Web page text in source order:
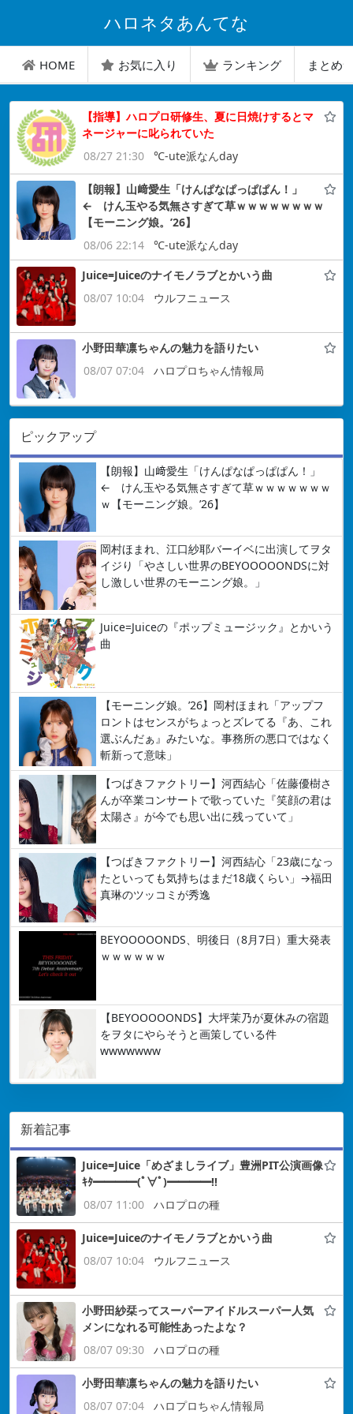
ハロネタあんてな
HOME お気に入り ランキング まとめ
【指導】ハロプロ研修生、夏に日焼けするとマ
ネージャーに叱られていた
08/27 21:30
℃-ute派なんday
【朗報】山﨑愛生「けんぱなぱっぱぱん！」
← けん玉やる気無さすぎて草ｗｗｗｗｗｗｗｗ
【モーニング娘。’26】
08/06 22:14
℃-ute派なんday
Juice=Juiceのナイモノラブとかいう曲
08/07 10:04
ウルフニュース
小野田華凛ちゃんの魅力を語りたい
08/07 07:04
ハロプロちゃん情報局
ピックアップ
【朗報】山﨑愛生「けんぱなぱっぱぱん！」
← けん玉やる気無さすぎて草ｗｗｗｗｗｗｗ
ｗ【モーニング娘。’26】
岡村ほまれ、江口紗耶バーイベに出演してヲタ
イジり「やさしい世界のBEYOOOOONDSに対
し激しい世界のモーニング娘。」
Juice=Juiceの『ポップミュージック』とかいう
曲
【モーニング娘。’26】岡村ほまれ「アップフ
ロントはセンスがちょっとズレてる『あ、これ
選ぶんだぁ』みたいな。事務所の悪口ではなく
斬新って意味」
【つばきファクトリー】河西結心「佐藤優樹さ
んが卒業コンサートで歌っていた『笑顔の君は
太陽さ』が今でも思い出に残っていて」
【つばきファクトリー】河西結心「23歳になっ
たといっても気持ちはまだ18歳くらい」→福田
真琳のツッコミが秀逸
BEYOOOOONDS、明後日（8月7日）重大発表
ｗｗｗｗｗｗ
【BEYOOOOONDS】大坪茉乃が夏休みの宿題
をヲタにやらそうと画策している件
wwwwwww
新着記事
Juice=Juice「めざましライブ」豊洲PIT公演画像
ｷﾀ━━━━(ﾟ∀ﾟ)━━━━!!
08/07 11:00
ハロプロの種
Juice=Juiceのナイモノラブとかいう曲
08/07 10:04
ウルフニュース
小野田紗栞ってスーパーアイドルスーパー人気
メンになれる可能性あったよな？
08/07 09:30
ハロプロの種
小野田華凛ちゃんの魅力を語りたい
08/07 07:04
ハロプロちゃん情報局